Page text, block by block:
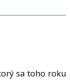
sa toho roku